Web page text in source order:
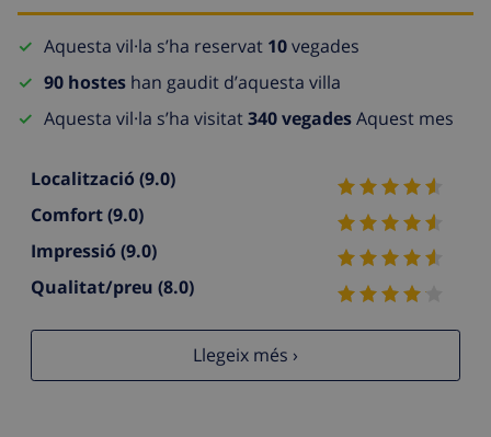
Aquesta vil·la s’ha reservat 10vegades
90 hostes han gaudit d’aquesta villa
Aquesta vil·la s’ha visitat340 vegadesAquest mes
Localització (9.0)
Comfort(9.0)
Impressió (9.0)
Qualitat/preu (8.0)
Llegeix més ›